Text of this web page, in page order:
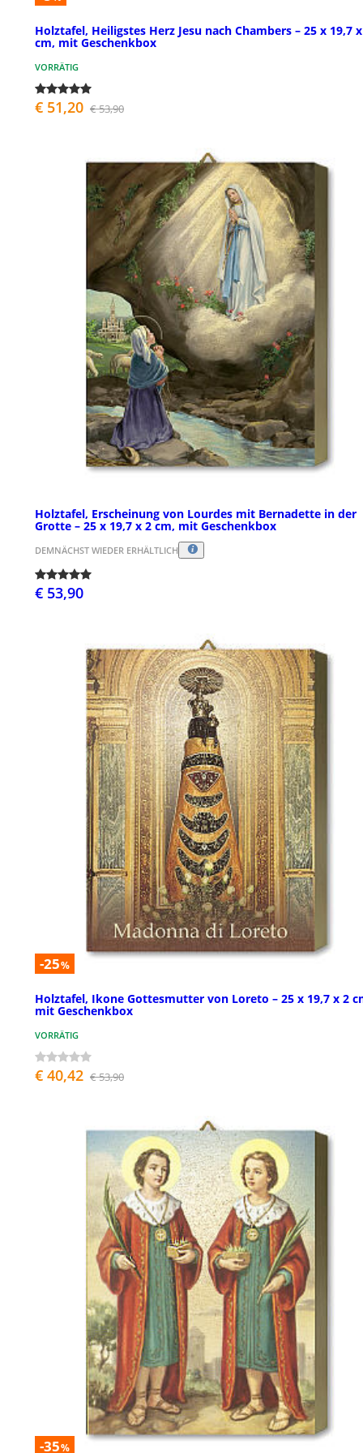
Holztafel, Heiligstes Herz Jesu nach Chambers – 25 x 19,7
cm, mit Geschenkbox
VORRÄTIG
€ 51,20 € 53,90
Holztafel, Erscheinung von Lourdes mit Bernadette in der
Grotte – 25 x 19,7 x 2 cm, mit Geschenkbox
DEMNÄCHST WIEDER ERHÄLTLICH
€ 53,90
-25%
Holztafel, Ikone Gottesmutter von Loreto – 25 x 19,7 x 2
mit Geschenkbox
VORRÄTIG
€ 40,42 € 53,90
-35%